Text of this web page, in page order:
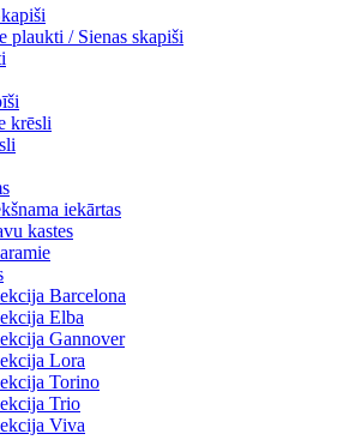
plaukti / Sienas skapiši
krēsli
iekārtas
kastes
Barcelona
Elba
Gannover
Lora
Torino
Trio
Viva